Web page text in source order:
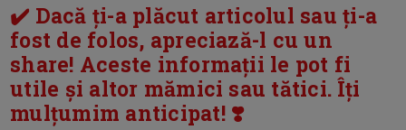
✔️ Dacă ți-a plăcut articolul sau ți-a
fost de folos, apreciază-l cu un
share! Aceste informații le pot fi
utile și altor mămici sau tătici. Îți
mulțumim anticipat! ❣️